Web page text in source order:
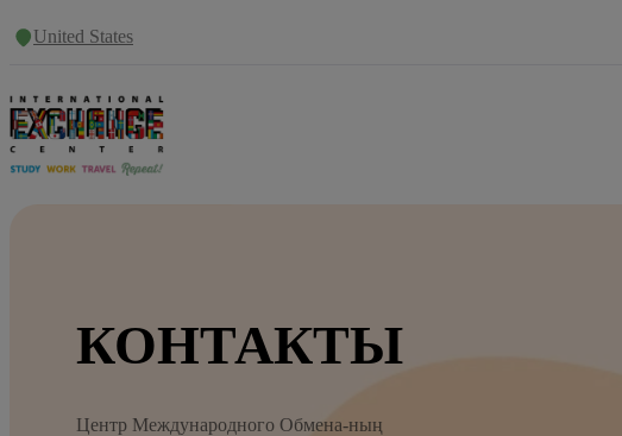
United States
КОНТАКТЫ
Центр Международного Обмена-ның